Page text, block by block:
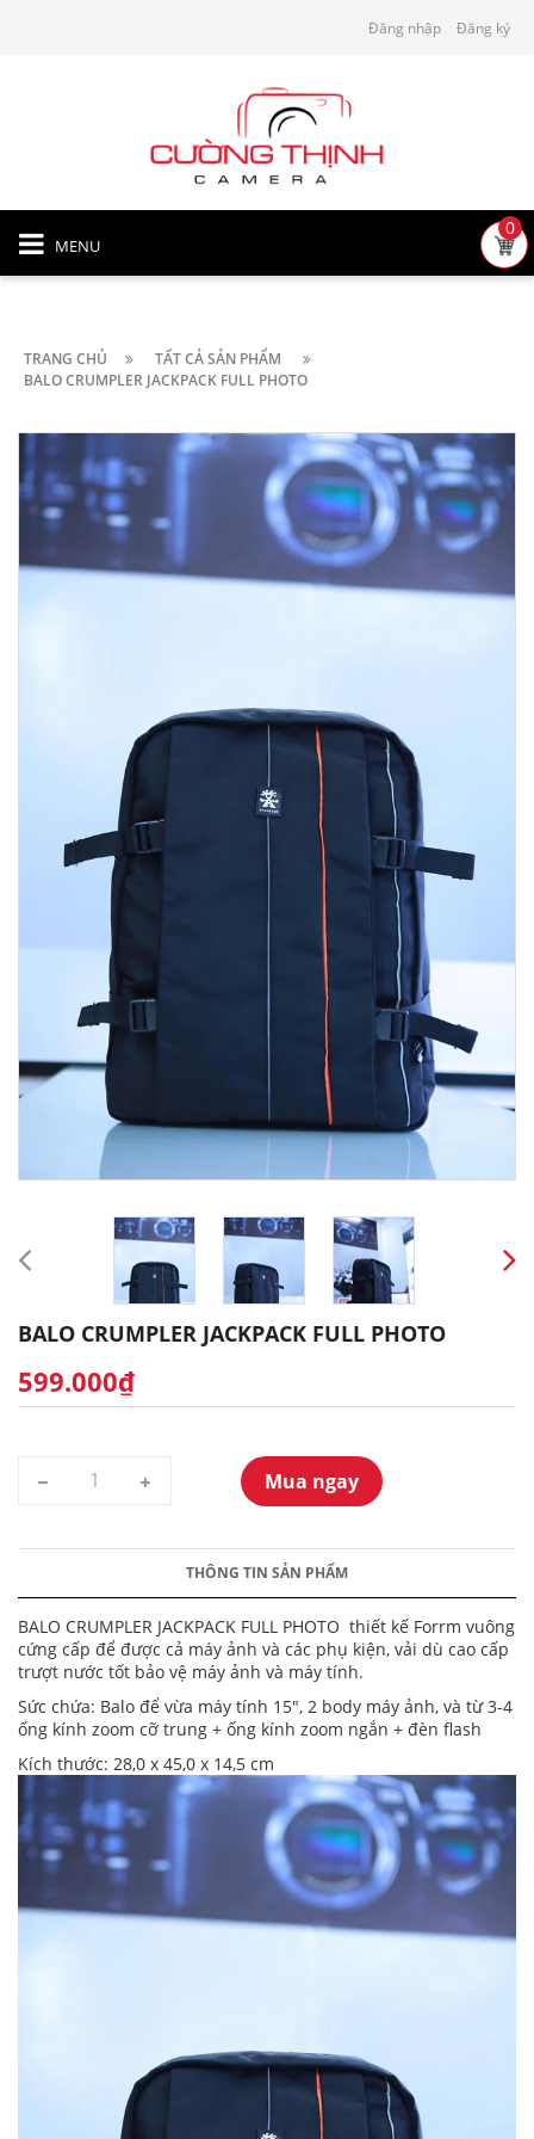
Đăng nhập Đăng ký
MENU
0
TRANG CHỦ
TẤT CẢ SẢN PHẨM
BALO CRUMPLER JACKPACK FULL PHOTO
BALO CRUMPLER JACKPACK FULL PHOTO
599.000₫
Mua ngay
THÔNG TIN SẢN PHẨM
BALO CRUMPLER JACKPACK FULL PHOTO thiết kế Forrm vuông
cứng cấp để được cả máy ảnh và các phụ kiện, vải dù cao cấp
trượt nước tốt bảo vệ máy ảnh và máy tính.
Sức chứa: Balo để vừa máy tính 15", 2 body máy ảnh, và từ 3-4
ống kính zoom cỡ trung + ống kính zoom ngắn + đèn flash
Kích thước: 28,0 x 45,0 x 14,5 cm